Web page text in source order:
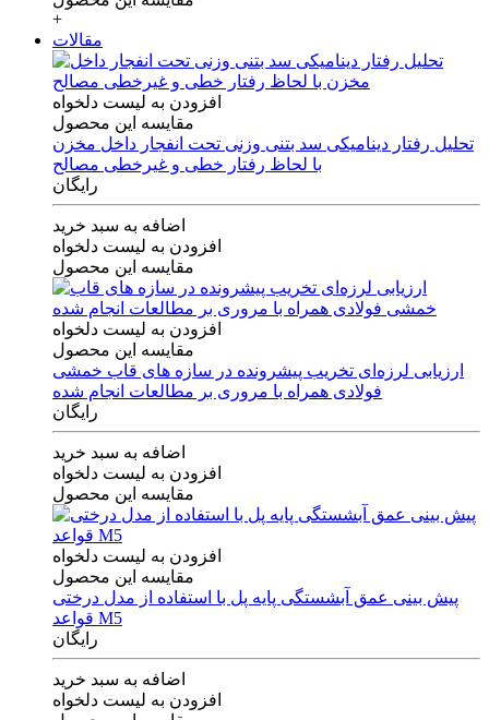
+
مقالات
افزودن به لیست دلخواه
مقایسه این محصول
تحلیل رفتار دینامیکی سد بتنی وزنی تحت انفجار داخل مخزن
با لحاظ رفتار خطی و غیرخطی مصالح
رایگان
اضافه به سبد خرید
افزودن به لیست دلخواه
مقایسه این محصول
افزودن به لیست دلخواه
مقایسه این محصول
ارزیابی لرزه‌ای تخریب پیشرونده در سازه های قاب خمشی
فولادی همراه با مروری بر مطالعات انجام شده
رایگان
اضافه به سبد خرید
افزودن به لیست دلخواه
مقایسه این محصول
افزودن به لیست دلخواه
مقایسه این محصول
پیش بینی عمق آبشستگی پایه پل با استفاده از مدل درختی
قواعد M5
رایگان
اضافه به سبد خرید
افزودن به لیست دلخواه